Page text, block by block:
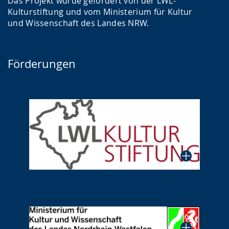
Kulturstiftung und vom Ministerium für Kultur
und Wissenschaft des Landes NRW.
Förderungen